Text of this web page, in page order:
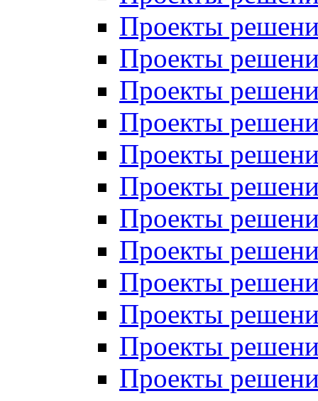
Проекты
Проекты
Проекты
Проекты
Проекты
Проекты
Проекты
Проекты
Проекты
Проекты
Проекты
Проекты